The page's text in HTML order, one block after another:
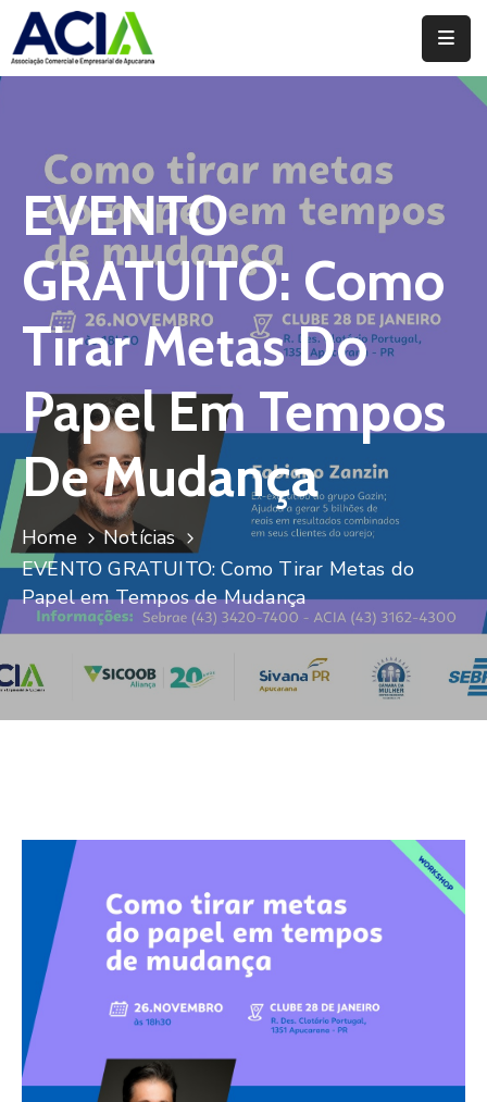
Serviços
Campanhas
Convênios
Benefícios
Fórum
Desenvolve
Instituto
De
Pesquisa
Imprensa
Contato
EVENTO
GRATUITO: Como
Tirar Metas Do
Papel Em Tempos
De Mudança
Home
Notícias
EVENTO GRATUITO: Como Tirar Metas do
Papel em Tempos de Mudança